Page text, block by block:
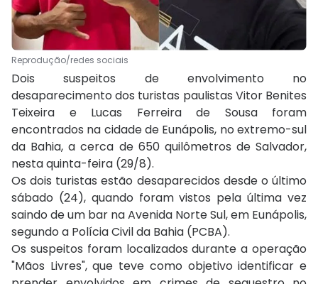
Reprodução/redes sociais
Dois suspeitos de envolvimento no
desaparecimento dos turistas paulistas Vitor Benites
Teixeira e Lucas Ferreira de Sousa foram
encontrados na cidade de Eunápolis, no extremo-sul
da Bahia, a cerca de 650 quilômetros de Salvador,
nesta quinta-feira (29/8).
Os dois turistas estão desaparecidos desde o último
sábado (24), quando foram vistos pela última vez
saindo de um bar na Avenida Norte Sul, em Eunápolis,
segundo a Polícia Civil da Bahia (PCBA).
Os suspeitos foram localizados durante a operação
"Mãos Livres", que teve como objetivo identificar e